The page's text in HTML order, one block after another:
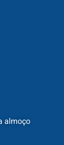
almoço